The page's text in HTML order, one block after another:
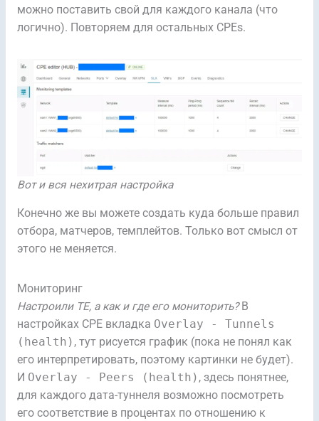
можно поставить свой для каждого канала (что
логично). Повторяем для остальных CPEs.
Вот и вся нехитрая настройка
Конечно же вы можете создать куда больше правил
отбора, матчеров, темплейтов. Только вот смысл от
этого не меняется.
Мониторинг
Настроили TE, а как и где его мониторить?В
настройках CPE вкладка Overlay - Tunnels
(health) , тут рисуется график (пока не понял как
его интерпретировать, поэтому картинки не будет).
И Overlay - Peers (health) , здесь понятнее,
для каждого дата-туннеля возможно посмотреть
его соответствие в процентах по отношению к